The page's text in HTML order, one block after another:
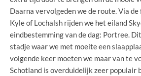
Daarna vervolgeden we de route. Via
Kyle of Lochalsh rijden we het eiland
eindbestemming van de dag: Portree.
stadje waar we met moeite een
volgende keer moeten we maar van te
Schotland is overduidelijk zeer populair